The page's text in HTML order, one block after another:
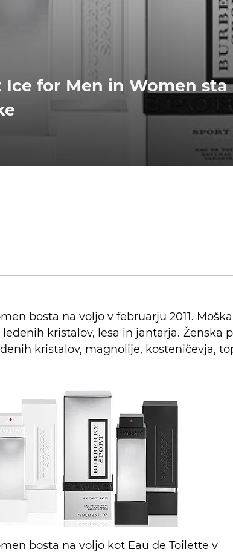
for Men in Women
bosta na voljo v februarju 2011.
kristalov, lesa in jantarja. Ženska
kristalov, magnolije, kosteničevja,
bosta na voljo kot Eau de Toilette v